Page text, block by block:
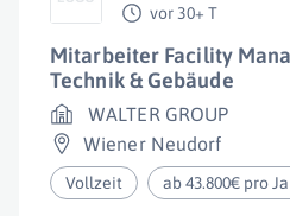
vor 30+ T
Mitarbeiter Facility
Technik & Gebäude
WALTER GROUP
Wiener Neudorf
Vollzeit ab 43.800€ pro